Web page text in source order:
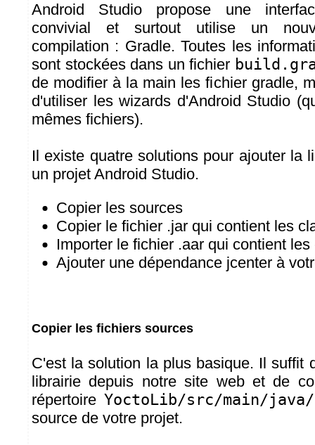
Android Studio propose une
convivial et surtout utilise un
compilation : Gradle. Toutes les
sont stockées dans un fichier
de modifier à la main les fichier gradle,
d'utiliser les wizards d'Android Studio
mêmes fichiers).
Il existe quatre solutions pour ajouter la
un projet Android Studio.
Copier les sources
Copier le fichier .jar qui contient les
Importer le fichier .aar qui contient
Ajouter une dépendance jcenter à
Copier les fichiers sources
C'est la solution la plus basique. Il suffit
librairie depuis notre site web et de
répertoire YoctoLib/src/main/java/
source de votre projet.